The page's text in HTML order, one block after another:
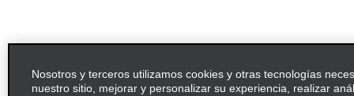
Nosotros y terceros utilizamos cookies y otras tecnologías
nuestro sitio, mejorar y personalizar su experiencia, realizar